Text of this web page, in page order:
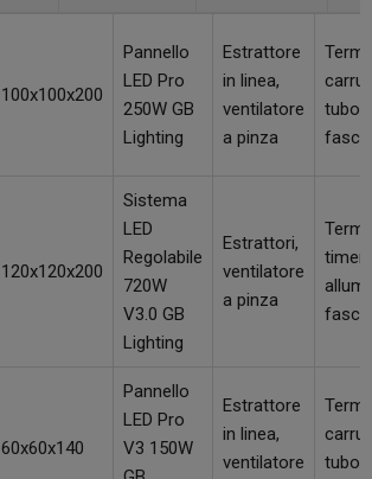
100x100x200
Pannello
LED Pro
250W GB
Lighting
Estrattore
in linea,
ventilatore
a pinza
tubo
120x120x200
Sistema
LED
Regolabile
720W
V3.0 GB
Lighting
Estrattori,
ventilatore
a pinza
60x60x140
Pannello
LED Pro
V3 150W
Estrattore
in linea,
ventilatore
tubo